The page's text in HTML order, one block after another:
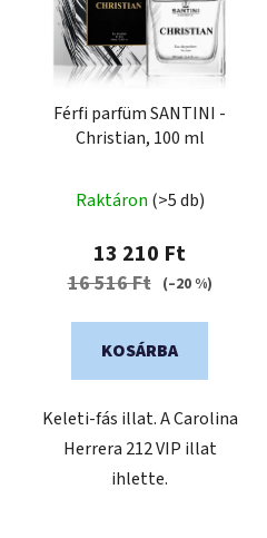
Férfi parfüm SANTINI -
Christian, 100 ml
termék
átlagos
értékelése
5,0
Raktáron (>5 db)
13 210 Ft
16 516 Ft (–20 %)
KOSÁRBA
Keleti-fás illat. A Carolina
Herrera 212 VIP illat
ihlette.